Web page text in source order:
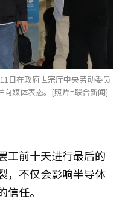
日在政府世宗厅中央劳动委员
向媒体表态。[照片=联合新闻]
工前十天进行最后的
，不仅会影响半导体
任。